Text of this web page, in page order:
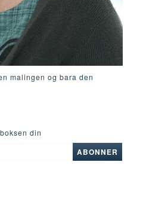
malingen og bara den
din
ABONNER